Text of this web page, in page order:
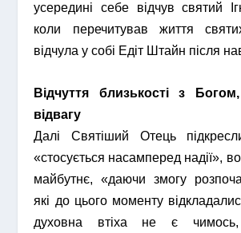
усередині себе відчув святий
коли перечитував життя
відчула у собі Едіт Штайн після
Відчуття близькості з
відвагу
Далі Святіший Отець
«стосується насамперед надії»,
майбутнє, «даючи змогу
які до цього моменту
духовна втіха не є